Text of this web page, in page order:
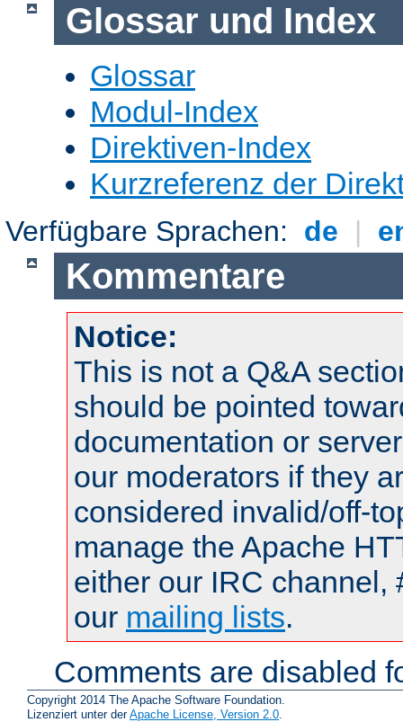
Glossar und Index
Glossar
Modul-Index
Direktiven-Index
Kurzreferenz der
Verfügbare Sprachen: de |
Kommentare
Notice:
This is not a Q&A
should be pointed
documentation or
our moderators if they
considered invalid/off-
manage the Apache
either our IRC channel,
our mailing lists.
Comments are disabled
Copyright 2014 The Apache Software Foundation.
Lizenziert unter derApache License, Version 2.0